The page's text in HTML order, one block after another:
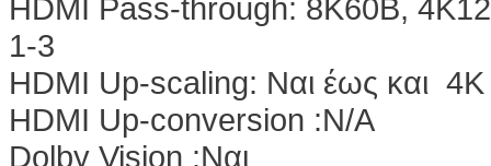
HDMI Pass-through: 8K60B,
1-3
HDMI Up-scaling: Nαι έως και 4K
HDMI Up-conversion :N/A
Dolby Vision :Nαι